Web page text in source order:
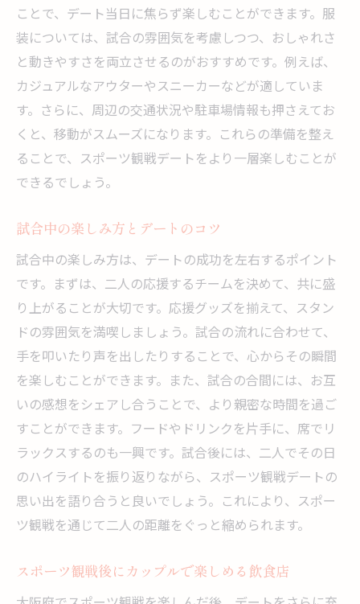
ことで、デート当日に焦らず楽しむことができます。服
装については、試合の雰囲気を考慮しつつ、おしゃれさ
と動きやすさを両立させるのがおすすめです。例えば、
カジュアルなアウターやスニーカーなどが適していま
す。さらに、周辺の交通状況や駐車場情報も押さえてお
くと、移動がスムーズになります。これらの準備を整え
ることで、スポーツ観戦デートをより一層楽しむことが
できるでしょう。
試合中の楽しみ方とデートのコツ
試合中の楽しみ方は、デートの成功を左右するポイント
です。まずは、二人の応援するチームを決めて、共に盛
り上がることが大切です。応援グッズを揃えて、スタン
ドの雰囲気を満喫しましょう。試合の流れに合わせて、
手を叩いたり声を出したりすることで、心からその瞬間
を楽しむことができます。また、試合の合間には、お互
いの感想をシェアし合うことで、より親密な時間を過ご
すことができます。フードやドリンクを片手に、席でリ
ラックスするのも一興です。試合後には、二人でその日
のハイライトを振り返りながら、スポーツ観戦デートの
思い出を語り合うと良いでしょう。これにより、スポー
ツ観戦を通じて二人の距離をぐっと縮められます。
スポーツ観戦後にカップルで楽しめる飲食店